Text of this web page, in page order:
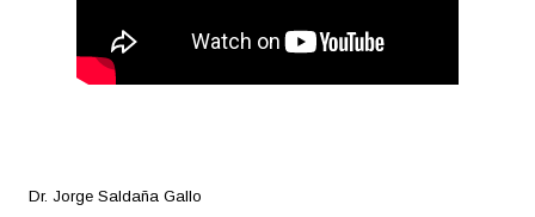
Dr. Jorge Saldaña Gallo